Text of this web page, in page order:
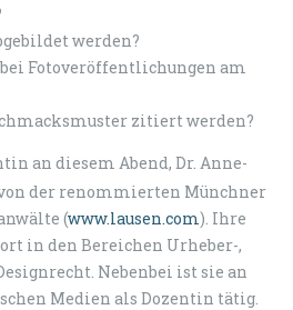
werden?
Fotoveröffentlichungen am
zitiert werden?
an diesem Abend, Dr. Anne-
der renommierten Münchner
(www.lausen.com). Ihre
in den Bereichen Urheber-,
Nebenbei ist sie an
Medien als Dozentin tätig.